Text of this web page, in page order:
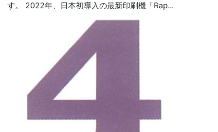
す。 2022年、日本初導入の最新印刷機「Rap...